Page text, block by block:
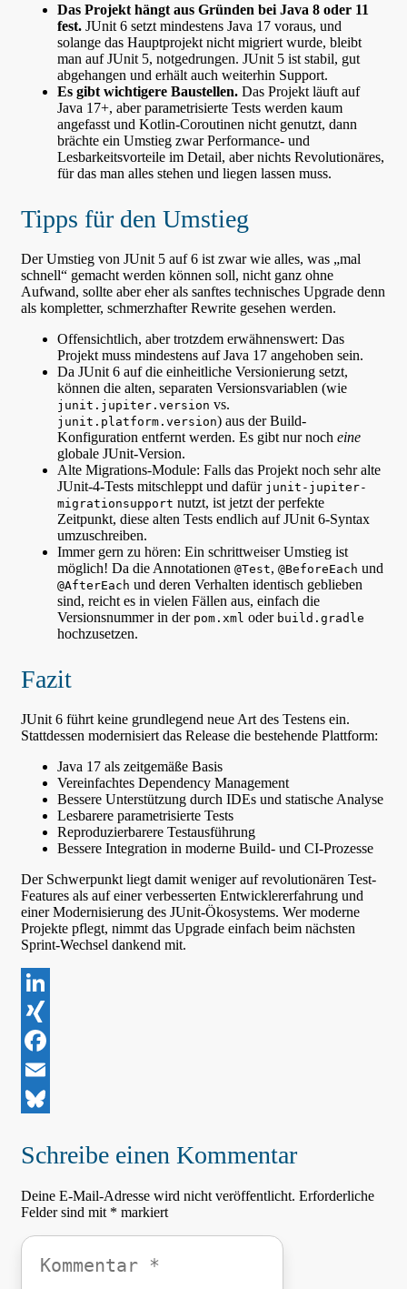
Das Projekt hängt aus Gründen bei Java 8 oder 11
fest. JUnit 6 setzt mindestens Java 17 voraus, und
solange das Hauptprojekt nicht migriert wurde, bleibt
man auf JUnit 5, notgedrungen. JUnit 5 ist stabil, gut
abgehangen und erhält auch weiterhin Support.
Es gibt wichtigere Baustellen. Das Projekt läuft auf
Java 17+, aber parametrisierte Tests werden kaum
angefasst und Kotlin-Coroutinen nicht genutzt, dann
brächte ein Umstieg zwar Performance- und
Lesbarkeitsvorteile im Detail, aber nichts Revolutionäres,
für das man alles stehen und liegen lassen muss.
Tipps für den Umstieg
Der Umstieg von JUnit 5 auf 6 ist zwar wie alles, was „mal
schnell“ gemacht werden können soll, nicht ganz ohne
Aufwand, sollte aber eher als sanftes technisches Upgrade denn
als kompletter, schmerzhafter Rewrite gesehen werden.
Offensichtlich, aber trotzdem erwähnenswert: Das
Projekt muss mindestens auf Java 17 angehoben sein.
Da JUnit 6 auf die einheitliche Versionierung setzt,
können die alten, separaten Versionsvariablen (wie
junit.jupiter.version vs.
junit.platform.version) aus der Build-
Konfiguration entfernt werden. Es gibt nur noch eine
globale JUnit-Version.
Alte Migrations-Module: Falls das Projekt noch sehr alte
JUnit-4-Tests mitschleppt und dafür junit-jupiter-
migrationsupport nutzt, ist jetzt der perfekte
Zeitpunkt, diese alten Tests endlich auf JUnit 6-Syntax
umzuschreiben.
Immer gern zu hören: Ein schrittweiser Umstieg ist
möglich! Da die Annotationen @Test, @BeforeEach und
@AfterEach und deren Verhalten identisch geblieben
sind, reicht es in vielen Fällen aus, einfach die
Versionsnummer in der pom.xml oder build.gradle
hochzusetzen.
Fazit
JUnit 6 führt keine grundlegend neue Art des Testens ein.
Stattdessen modernisiert das Release die bestehende Plattform:
Java 17 als zeitgemäße Basis
Vereinfachtes Dependency Management
Bessere Unterstützung durch IDEs und statische Analyse
Lesbarere parametrisierte Tests
Reproduzierbarere Testausführung
Bessere Integration in moderne Build- und CI-Prozesse
Der Schwerpunkt liegt damit weniger auf revolutionären Test-
Features als auf einer verbesserten Entwicklererfahrung und
einer Modernisierung des JUnit-Ökosystems. Wer moderne
Projekte pflegt, nimmt das Upgrade einfach beim nächsten
Sprint-Wechsel dankend mit.
LinkedIn
XING
Facebook
Email
Schreibe einen Kommentar
Deine E-Mail-Adresse wird nicht veröffentlicht. Erforderliche
Felder sind mit * markiert